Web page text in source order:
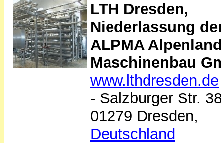
LTH Dresden,
Niederlassung
ALPMA
Maschinenbau
www.lthdresden.de
- Salzburger Str.
01279 Dresden,
Deutschland